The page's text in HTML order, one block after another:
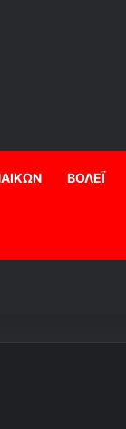
ΒΟΛΕΪ